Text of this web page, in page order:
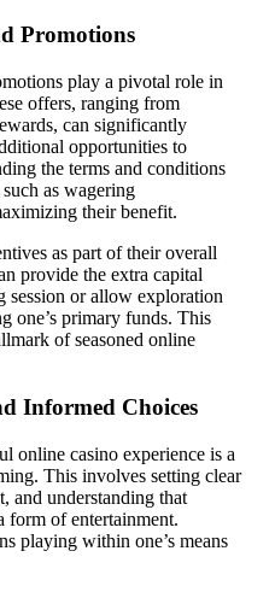
Promotions
play a pivotal role in
offers, ranging from
can significantly
opportunities to
the terms and conditions
as wagering
their benefit.
as part of their overall
provide the extra capital
session or allow exploration
one’s primary funds. This
of seasoned online
Informed Choices
online casino experience is a
This involves setting clear
and understanding that
form of entertainment.
playing within one’s means